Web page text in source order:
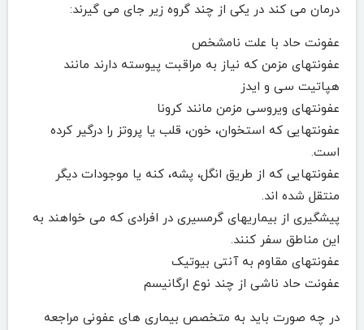
درمان می کند در یکی از چند گروه زیر جای می گیرند:
عفونت حاد با علت نامشخص
عفونتهای مزمن که نیاز به مراقبت پیوسته دارند مانند
هپاتیت سی و ایدز
عفونتهای ویروسی مزمن مانند کرونا
عفونتهایی که استخوان، خون، قلب یا پروتز را درگیر کرده
است.
عفونتهایی که از طریق انگل، پشه، کنه یا موجودات دیگر
منتقل شده اند.
پیشگیری از بیماریهای گرمسیری در افرادی که می خواهند به
این مناطق سفر کنند.
عفونتهای مقاوم به آنتی بیوتیک
عفونت حاد ناشی از چند نوع ارگانیسم
در چه صورت باید به متخصص بیماری های عفونی مراجعه